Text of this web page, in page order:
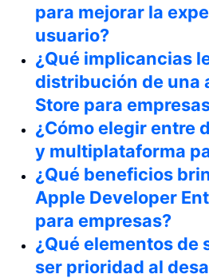
para mejorar la
usuario?
¿Qué implicancias
distribución de una
Store para
¿Cómo elegir entre
y multiplataforma
¿Qué beneficios
Apple Developer
para empresas?
¿Qué elementos de
ser prioridad al